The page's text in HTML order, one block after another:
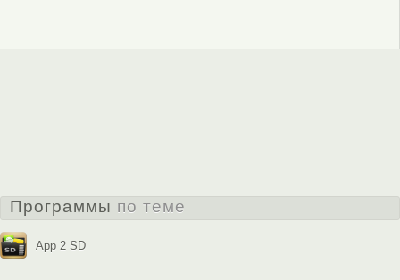
Программы по теме
App 2 SD